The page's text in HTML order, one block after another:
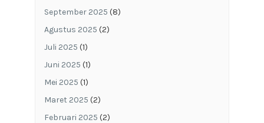
September 2025 (8)
Agustus 2025 (2)
Juli 2025 (1)
Juni 2025 (1)
Mei 2025 (1)
Maret 2025 (2)
Februari 2025 (2)